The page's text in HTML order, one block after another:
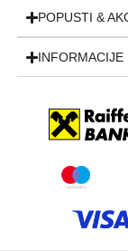
POPUSTI &
INFORMACIJE